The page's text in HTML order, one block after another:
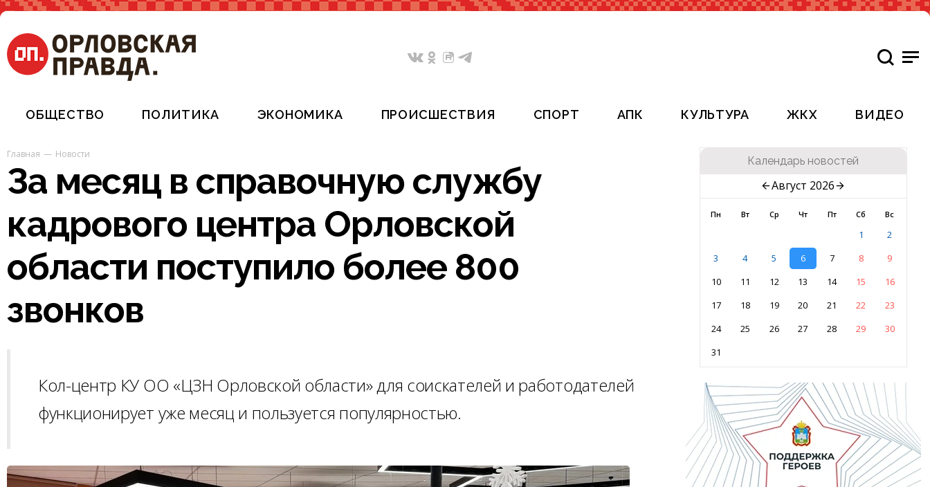
ОБЩЕСТВО ПОЛИТИКА ЭКОНОМИКА ПРОИСШЕСТВИЯ СПОРТ АПК КУЛЬТУРА ЖКХ ВИДЕО
Главная Новости
За месяц в справочную службу
кадрового центра Орловской
области поступило более 800
звонков
Кол-центр КУ ОО «ЦЗН Орловской области» для соискателей и работодателей
функционирует уже месяц и пользуется популярностью.
Календарь новостей
Август 2026
Пн Вт Ср Чт Пт Сб Вс
1
2
3
4 5 6 7 8
9
10
11 12 13 14 15
16
17
18 19 20 21 22
23
24
25 26 27 28 29
30
31